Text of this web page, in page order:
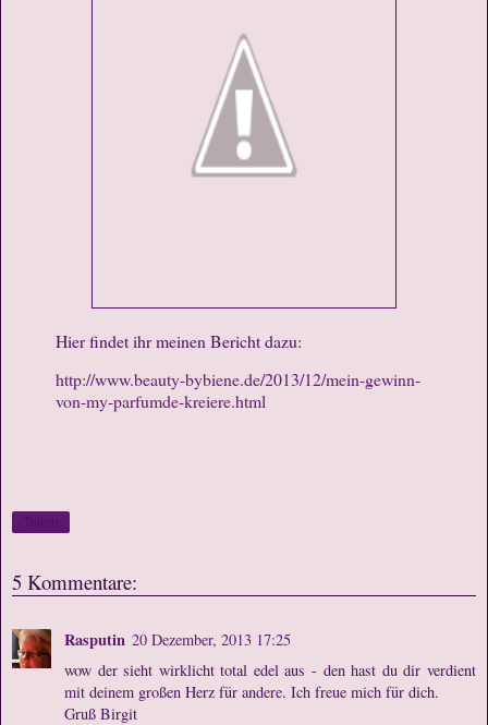
Hier findet ihr meinen Bericht dazu:
http://www.beauty-bybiene.de/2013/12/mein-gewinn-
von-my-parfumde-kreiere.html
5 Kommentare:
Rasputin 20 Dezember, 2013 17:25
wow der sieht wirklicht total edel aus - den hast du dir verdient
mit deinem großen Herz für andere. Ich freue mich für dich.
Gruß Birgit